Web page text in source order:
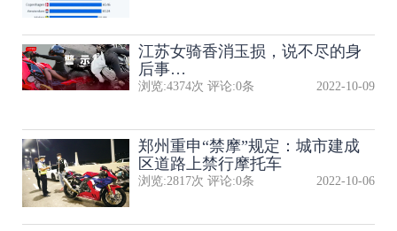
江苏女骑香消玉损，说不尽的身
后事…
浏览:4374次 评论:0条 2022-10-09
郑州重申“禁摩”规定：城市建成
区道路上禁行摩托车
浏览:2817次 评论:0条 2022-10-06